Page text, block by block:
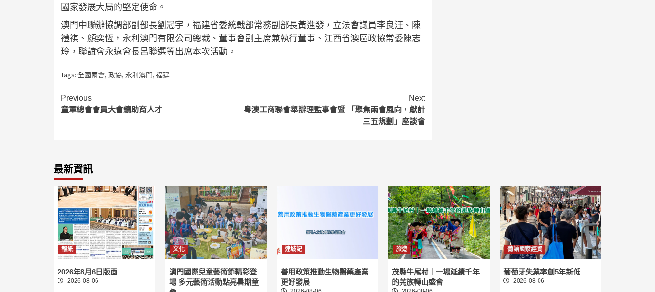
國家發展大局的堅定使命。
澳門中聯辦協調部副部長劉冠宇，福建省委統戰部常務副部長黃進發，立法會議員李良汪、陳
禮祺、顏奕恆，永利澳門有限公司總裁、董事會副主席兼執行董事、江西省澳區政協常委陳志
玲，聯誼會永遠會長呂聯選等出席本次活動。
Tags: 全國兩會, 政協, 永利澳門, 福建
Continue
Reading
Previous
童軍總會會員大會續助育人才
Next
粵澳工商聯會舉辦理監事會暨 「聚焦兩會風向，獻計
三五規劃」座談會
最新資訊
報紙
2026年8月6日版面
2026-08-06
文化
澳門國際兒童藝術節精彩登
場 多元藝術活動點亮暑期童
連城記
善用政策推動生物醫藥產業
更好發展
旅遊
茂縣牛尾村｜一場延續千年
的羌族轉山盛會
葡語國家經貿
葡萄牙失業率創5年新低
2026-08-06